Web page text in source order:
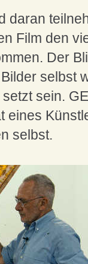
daran
Film den
Der
selbst
sein.
eines
selbst.